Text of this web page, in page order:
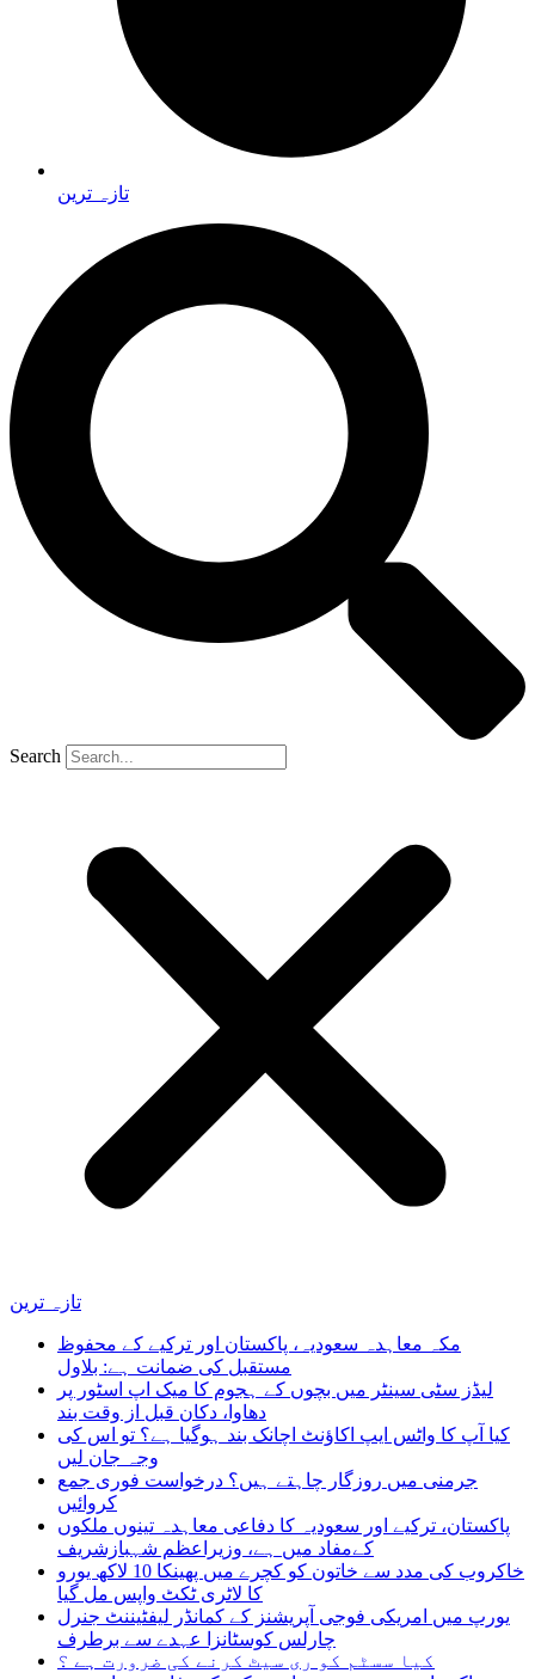
تازہ ترین
Search
تازہ ترین
مکہ معاہدہ سعودیہ، پاکستان اور ترکیے کے محفوظ
مستقبل کی ضمانت ہے: بلاول
لیڈز سٹی سینٹر میں بچوں کے ہجوم کا میک اپ اسٹور پر
دھاوا، دکان قبل از وقت بند
کیا آپ کا واٹس ایپ اکاؤنٹ اچانک بند ہوگیا ہے؟ تو اس کی
وجہ جان لیں
جرمنی میں روزگار چاہتے ہیں؟ درخواست فوری جمع
کروائیں
پاکستان، ترکیے اور سعودیہ کا دفاعی معاہدہ تینوں ملکوں
کےمفاد میں ہے، وزیراعظم شہبازشریف
خاکروب کی مدد سے خاتون کو کچرے میں پھینکا 10 لاکھ یورو
کا لاٹری ٹکٹ واپس مل گیا
یورپ میں امریکی فوجی آپریشنز کے کمانڈر لیفٹیننٹ جنرل
چارلس کوسٹانزا عہدے سے برطرف
کیا سسٹم کو ری سیٹ کرنے کی ضرورت ہے ؟